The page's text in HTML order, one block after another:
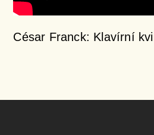
César Franck: Klavírní